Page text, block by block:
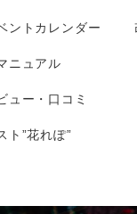
ントカレンダー
ニュアル
ュー・口コミ
ト”花れぽ”